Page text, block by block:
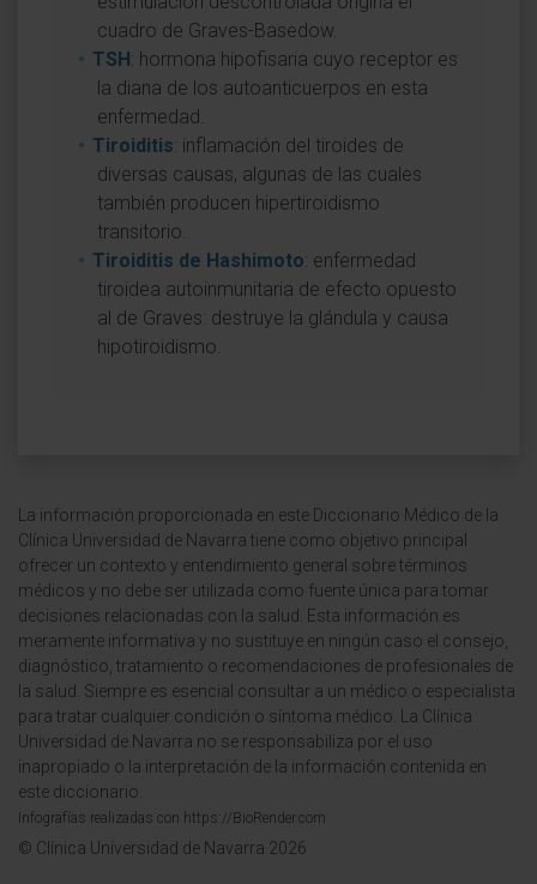
cuadro de Graves-Basedow.
TSH: hormona hipofisaria cuyo receptor es
la diana de los autoanticuerpos en esta
enfermedad.
Tiroiditis: inflamación del tiroides de
diversas causas, algunas de las cuales
también producen hipertiroidismo
transitorio.
Tiroiditis de Hashimoto: enfermedad
tiroidea autoinmunitaria de efecto opuesto
al de Graves: destruye la glándula y causa
hipotiroidismo.
La información proporcionada en este Diccionario Médico de la
Clínica Universidad de Navarra tiene como objetivo principal
ofrecer un contexto y entendimiento general sobre términos
médicos y no debe ser utilizada como fuente única para tomar
decisiones relacionadas con la salud. Esta información es
meramente informativa y no sustituye en ningún caso el consejo,
diagnóstico, tratamiento o recomendaciones de profesionales de
la salud. Siempre es esencial consultar a un médico o especialista
para tratar cualquier condición o síntoma médico. La Clínica
Universidad de Navarra no se responsabiliza por el uso
inapropiado o la interpretación de la información contenida en
este diccionario.
Infografías realizadas con https://BioRender.com
© Clínica Universidad de Navarra 2026